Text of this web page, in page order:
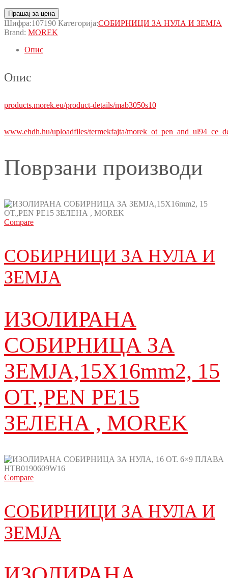
Прашај за цена
Шифра:107190 Категорија:СОБИРНИЦИ ЗА НУЛА И ЗЕМЈА
Brand: MOREK
Опис
Опис
products.morek.eu/product-details/mab3050s10
www.ehdh.hu/uploadfiles/termekfajta/
Поврзани производи
Compare
СОБИРНИЦИ ЗА НУЛА И
ЗЕМЈА
ИЗОЛИРАНА
СОБИРНИЦА ЗА
ЗЕМЈА,15X16mm2, 15
ОТ.,PEN PE15
ЗЕЛЕНА , MOREK
Compare
СОБИРНИЦИ ЗА НУЛА И
ЗЕМЈА